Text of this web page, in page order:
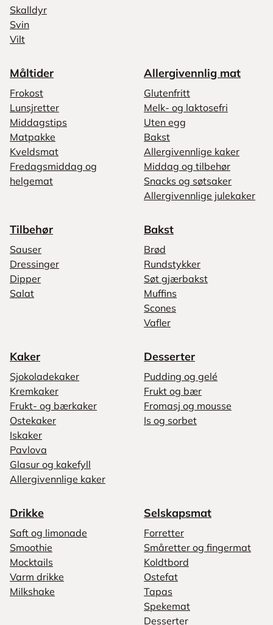
Skalldyr
Svin
Vilt
Måltider
Frokost
Lunsjretter
Middagstips
Matpakke
Kveldsmat
Fredagsmiddag og
helgemat
Allergivennlig mat
Glutenfritt
Melk- og laktosefri
Uten egg
Bakst
Allergivennlige kaker
Middag og tilbehør
Snacks og søtsaker
Allergivennlige julekaker
Tilbehør
Sauser
Dressinger
Dipper
Salat
Bakst
Brød
Rundstykker
Søt gjærbakst
Muffins
Scones
Vafler
Kaker
Sjokoladekaker
Kremkaker
Frukt- og bærkaker
Ostekaker
Iskaker
Pavlova
Glasur og kakefyll
Allergivennlige kaker
Desserter
Pudding og gelé
Frukt og bær
Fromasj og mousse
Is og sorbet
Drikke
Saft og limonade
Smoothie
Mocktails
Varm drikke
Milkshake
Selskapsmat
Forretter
Småretter og fingermat
Koldtbord
Ostefat
Tapas
Spekemat
Desserter